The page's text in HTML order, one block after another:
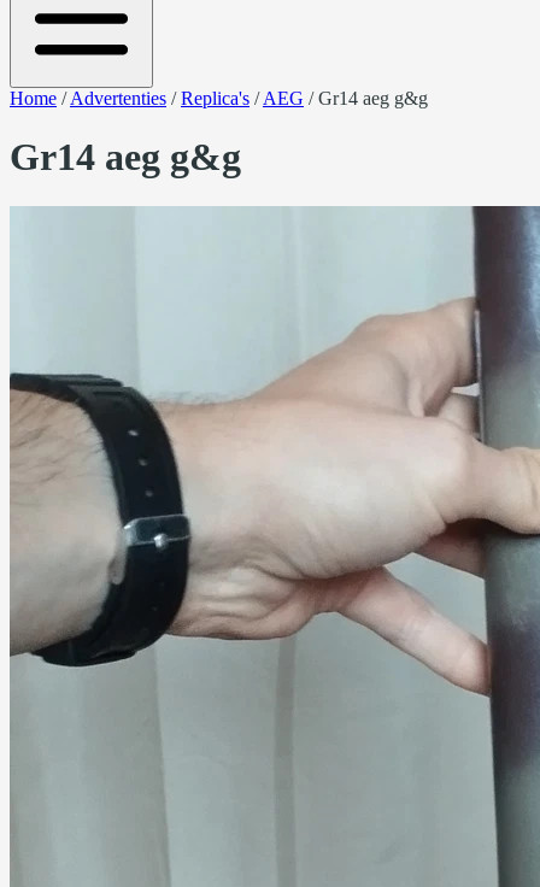
Home /Advertenties /Replica's /AEG /Gr14 aeg g&g
Gr14 aeg g&g